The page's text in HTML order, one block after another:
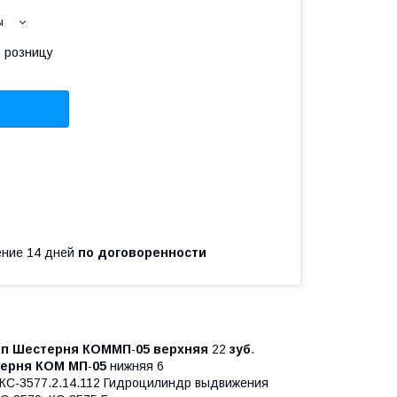
розницу
14 дней по договоренности
Шестерня КОММП-05 верхняя 22 зуб.
КОМ МП-05 нижняя 6
3577.2.14.112 Гидроцилиндр выдвижения